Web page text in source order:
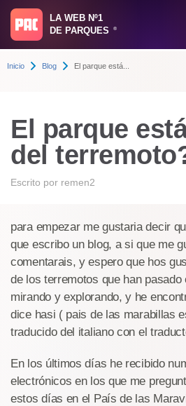
LA WEB Nº1
DE PARQUES
®
Inicio Blog El parque está...
El parque
del
Escrito por remen2
para empezar me gustaria decir
que escribo un blog, a si que me
comentarais, y espero que hos
de los terremotos que han pasado
mirando y explorando, y he
dice hasi ( pais de las marabillas
traducido del italiano con el
En los últimos días he recibido
electrónicos en los que me
estos días en el País de las